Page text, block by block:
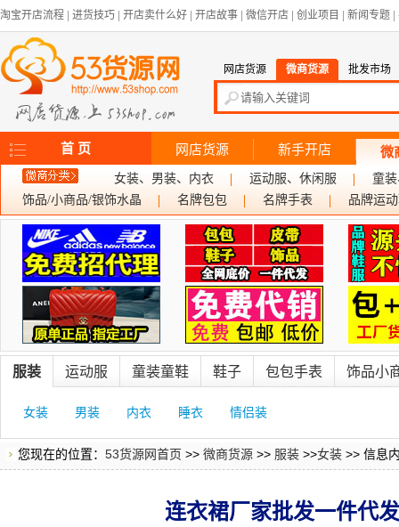
淘宝开店流程 进货技巧 开店卖什么好 开店故事 微信开店 创业项目 新闻专题
网店货源 微商货源 批发市场
首 页 网店货源 新手开店 微
女装、男装、内衣 运动服、休闲服
童
饰品/小商品/银饰水晶
名牌包包 名牌手表 品牌运
服装 运动服 童装童鞋 鞋子 包包手表 饰品小
女装 男装 内衣 睡衣 情侣装
您现在的位置： 53货源网首页 >> 微商货源 >> 服装 >>女装 >> 信息
连衣裙厂家批发一件代